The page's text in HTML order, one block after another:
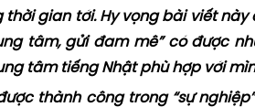
thời gian tới. Hy vọng bài viết này
tâm, gửi đam mê” có được
tâm tiếng Nhật phù hợp với
thành công trong “sự